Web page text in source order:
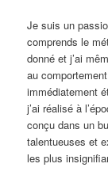
Je suis un
comprends le
donné et j’ai
au
immédiatement
j’ai réalisé à
conçu dans un
talentueuses et
les plus